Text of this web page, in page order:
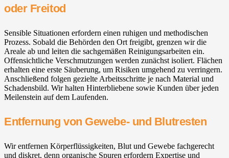
oder Freitod
Sensible Situationen erfordern einen ruhigen und methodischen
Prozess. Sobald die Behörden den Ort freigibt, grenzen wir die
Areale ab und leiten die sachgemäßen Reinigungsarbeiten ein.
Offensichtliche Verschmutzungen werden zunächst isoliert. Flächen
erhalten eine erste Säuberung, um Risiken umgehend zu verringern.
Anschließend folgen gezielte Arbeitsschritte je nach Material und
Schadensbild. Wir halten Hinterbliebene sowie Kunden über jeden
Meilenstein auf dem Laufenden.
Entfernung von Gewebe- und Blutresten
Wir entfernen Körperflüssigkeiten, Blut und Gewebe fachgerecht
und diskret, denn organische Spuren erfordern Expertise und